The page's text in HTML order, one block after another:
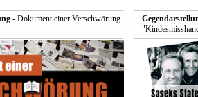
- Dokument einer Verschwörung